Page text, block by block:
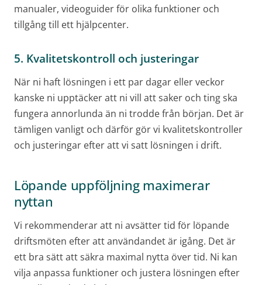
manualer, videoguider för olika funktioner och
tillgång till ett hjälpcenter.
5. Kvalitetskontroll och justeringar
När ni haft lösningen i ett par dagar eller veckor
kanske ni upptäcker att ni vill att saker och ting ska
fungera annorlunda än ni trodde från början. Det är
tämligen vanligt och därför gör vi kvalitetskontroller
och justeringar efter att vi satt lösningen i drift.
Löpande uppföljning maximerar
nyttan
Vi rekommenderar att ni avsätter tid för löpande
driftsmöten efter att användandet är igång. Det är
ett bra sätt att säkra maximal nytta över tid. Ni kan
vilja anpassa funktioner och justera lösningen efter